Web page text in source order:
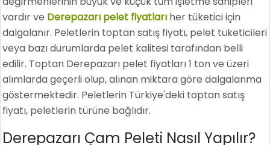
vardır ve Derepazarı pelet fiyatları her tüketici için
dalgalanır. Peletlerin toptan satış fiyatı, pelet tüketicileri
veya bazı durumlarda pelet kalitesi tarafından belli
edilir. Toptan Derepazarı pelet fiyatları 1 ton ve üzeri
alımlarda geçerli olup, alınan miktara göre dalgalanma
göstermektedir. Peletlerin Türkiye'deki toptan satış
fiyatı, peletlerin türüne bağlıdır.
Derepazarı Çam Peleti Nasıl Yapılır?